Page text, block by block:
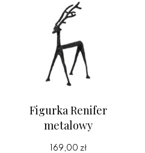
Figurka Renifer
metalowy
169,00 zł